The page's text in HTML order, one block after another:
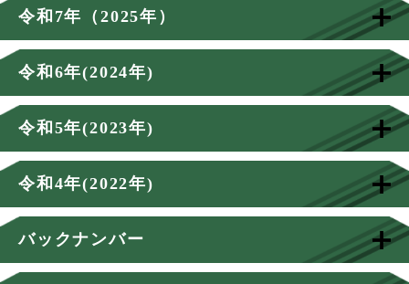
令和7年（2025年）
令和6年(2024年)
令和5年(2023年)
令和4年(2022年)
バックナンバー